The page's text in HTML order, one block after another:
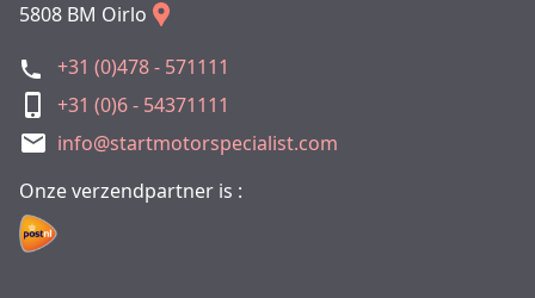
5808 BM Oirlo
+31 (0)478 - 571111
+31 (0)6 - 54371111
info@startmotorspecialist.com
Onze verzendpartner is :